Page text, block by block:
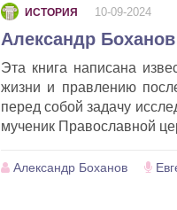
ИСТОРИЯ 10-09-2024
Александр
Эта книга написана
жизни и правлению
перед собой задачу
мученик Православной
Александр Боханов